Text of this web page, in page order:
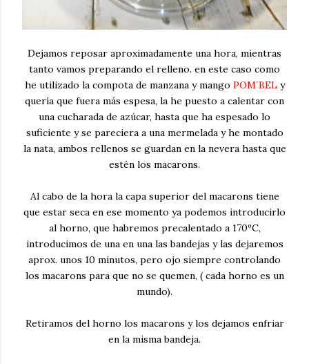
Dejamos reposar aproximadamente una hora, mientras
tanto vamos preparando el relleno. en este caso como
he utilizado la compota de manzana y mango POM´BELy
quería que fuera más espesa, la he puesto a calentar con
una cucharada de azúcar, hasta que ha espesado lo
suficiente y se pareciera a una mermelada y he montado
la nata, ambos rellenos se guardan en la nevera hasta que
estén los macarons.
Al cabo de la hora la capa superior del macarons tiene
que estar seca en ese momento ya podemos introducirlo
al horno, que habremos precalentado a 170ºC,
introducimos de una en una las bandejas y las dejaremos
aprox. unos 10 minutos, pero ojo siempre controlando
los macarons para que no se quemen, ( cada horno es un
mundo).
Retiramos del horno los macarons y los dejamos enfriar
en la misma bandeja.